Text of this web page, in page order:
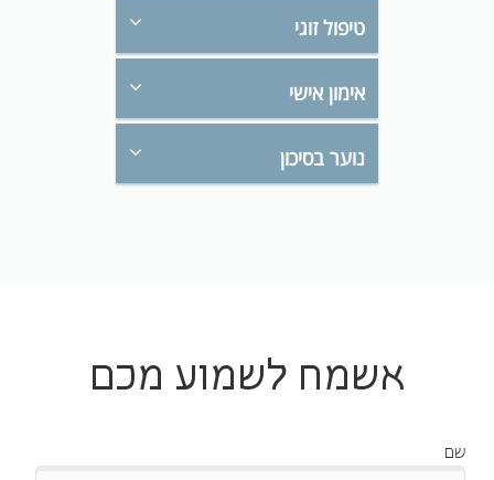
טיפול זוגי
אימון אישי
נוער בסיכון
אשמח לשמוע מכם
שם